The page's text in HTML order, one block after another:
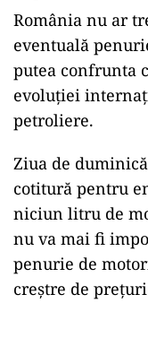
România nu ar
eventuală
putea confrunta
evoluției
petroliere.
Ziua de
cotitură pentru
niciun litru de
nu va mai fi
penurie de
creștre de